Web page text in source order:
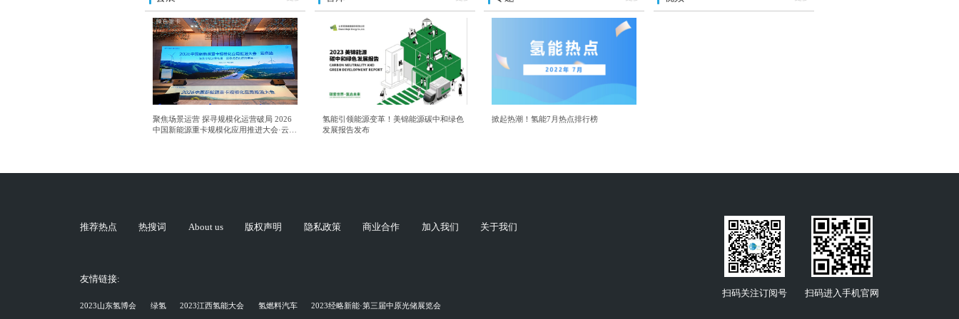
聚焦场景运营 探寻规模化运营破局 2026
中国新能源重卡规模化应用推进大会·云南
氢能引领能源变革！美锦能源碳中和绿色
发展报告发布
掀起热潮！氢能7月热点排行榜
推荐热点 热搜词 About us 版权声明 隐私政策 商业合作 加入我们 关于我们
友情链接:
2023山东氢博会 绿氢 2023江西氢能大会 氢燃料汽车 2023经略新能·第三届中原光储展览会
扫码关注订阅号 扫码进入手机官网